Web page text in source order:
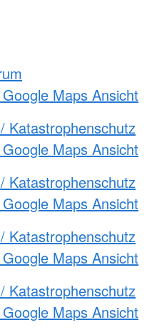
Maps Ansicht
Katastrophenschutz
Maps Ansicht
Katastrophenschutz
Maps Ansicht
Katastrophenschutz
Maps Ansicht
Katastrophenschutz
Maps Ansicht